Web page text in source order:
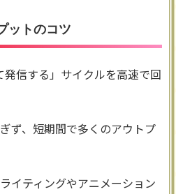
ットのコツ
発信する」サイクルを高速で回
ず、短期間で多くのアウトプ
イティングやアニメーション